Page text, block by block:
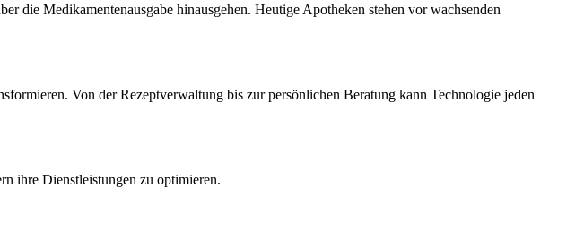
die Medikamentenausgabe hinausgehen. Heutige Apotheken stehen vor wachsenden
Von der Rezeptverwaltung bis zur persönlichen Beratung kann Technologie jeden
ihre Dienstleistungen zu optimieren.